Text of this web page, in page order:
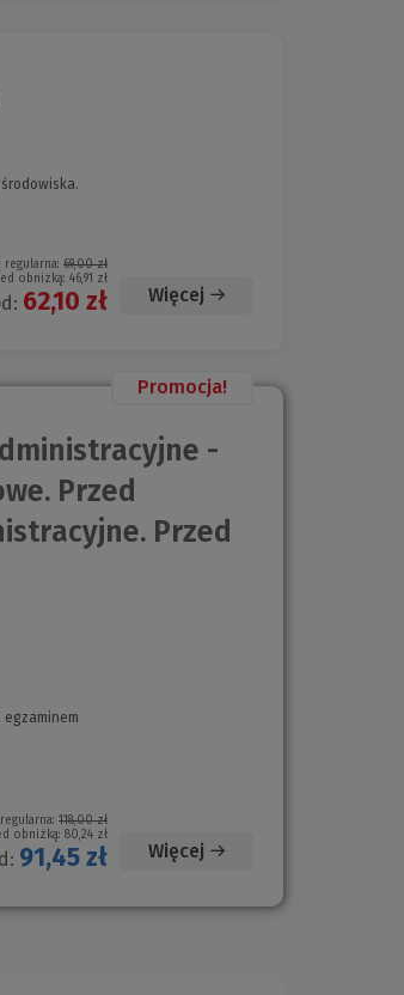
regularna: 69,00 zł
obniżką: 46,91 zł
62,10 zł Więcej
Promocja!
-
Przed
Przed
118,00 zł
obniżką: 80,24 zł
91,45 zł Więcej